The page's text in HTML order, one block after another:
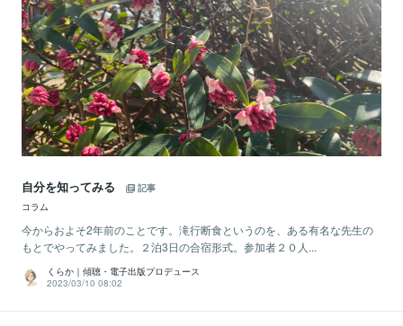
自分を知ってみる
記事
コラム
今からおよそ2年前のことです。滝行断食というのを、ある有名な先生の
もとでやってみました。２泊3日の合宿形式。参加者２０人...
くらか｜傾聴・電子出版プロデュース
2023/03/10 08:02